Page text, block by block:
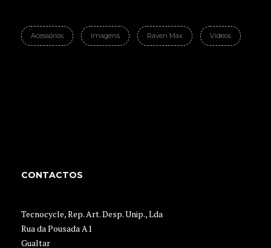
Acessórios Imagens Raven Max Videos
CONTACTOS
Tecnocycle, Rep. Art. Desp. Unip., Lda
Rua da Pousada A1
Gualtar